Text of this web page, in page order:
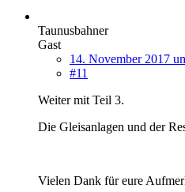
Taunusbahner
Gast
14. November 2017
#11
Weiter mit Teil 3.
Die Gleisanlagen und der
Vielen Dank für eure